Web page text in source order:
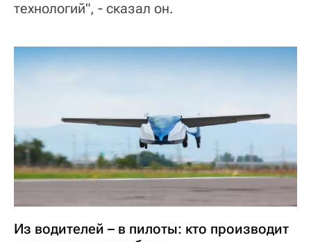
технологий", - сказал он.
Из водителей – в пилоты: кто производит